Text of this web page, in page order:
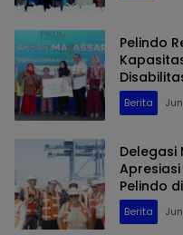
Pelindo
Berita
Delegasi
Pelindo
Berita